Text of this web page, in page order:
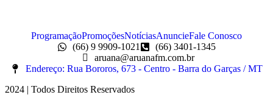
ProgramaçãoPromoçõesNotíciasAnuncieFale Conosco
(66) 9 9909-1021
(66) 3401-1345
aruana@aruanafm.com.br
Endereço: Rua Bororos, 673 - Centro - Barra do Garças / MT
2024 | Todos Direitos Reservados